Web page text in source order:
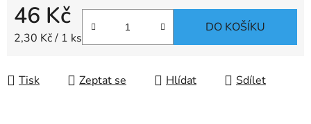
46 Kč
Měrná cena:
2,30 Kč / 1 ks
DO KOŠÍKU
Tisk Zeptat se Hlídat Sdílet